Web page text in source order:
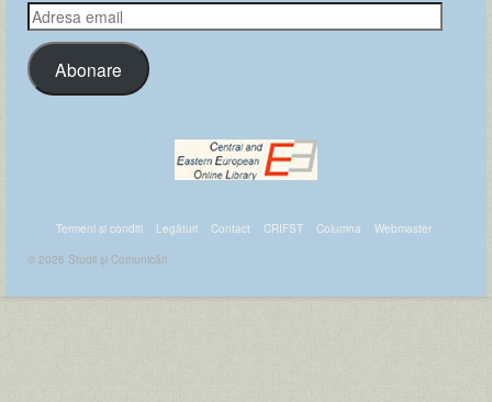
Adresa
email
Abonare
Termeni si conditi Legături Contact CRIFST Columna
Webmaster
© 2026 Studii și Comunicări